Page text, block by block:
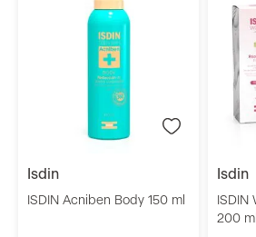
isdin
ISDIN Acniben Body 150 ml
isdin
ISDIN
200 ml